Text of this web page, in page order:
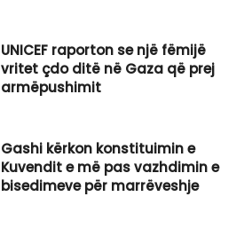
UNICEF raporton se një fëmijë
vritet çdo ditë në Gaza që prej
armëpushimit
Gashi kërkon konstituimin e
Kuvendit e më pas vazhdimin e
bisedimeve për marrëveshje